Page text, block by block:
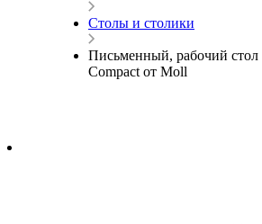
Столы и столики
Письменный, рабочий
Compact от Moll